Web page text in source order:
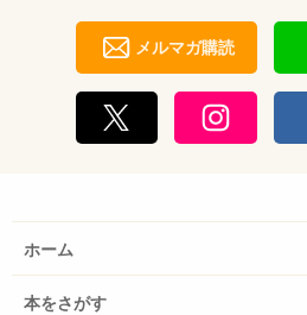
メルマガ購読
ホーム
本をさがす